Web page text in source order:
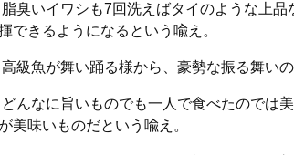
脂臭いイワシも7回洗えばタイのような上
できるようになるという喩え。
高級魚が舞い踊る様から、豪勢な振る舞いの
どんなに旨いものでも一人で食べたのでは
美味いものだという喩え。